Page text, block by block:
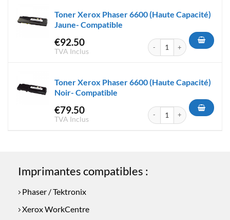
Toner Xerox Phaser 6600 (Haute Capacité)
Jaune- Compatible
€92.50
TVA Inclus
quantité de Toner Xerox
Toner Xerox Phaser 6600 (Haute Capacité)
Noir- Compatible
€79.50
TVA Inclus
quantité de Toner Xerox
Imprimantes compatibles :
Phaser / Tektronix
Xerox WorkCentre